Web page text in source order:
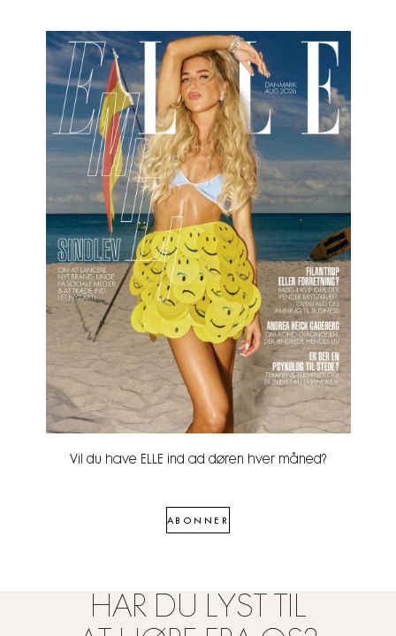
Vil du have ELLE ind ad døren hver måned?
ABONNER
HAR DU LYST TIL